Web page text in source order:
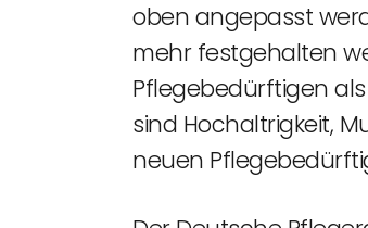
oben angepasst
mehr festgehalten
Pflegebedürftigen
sind Hochaltrigkeit,
neuen